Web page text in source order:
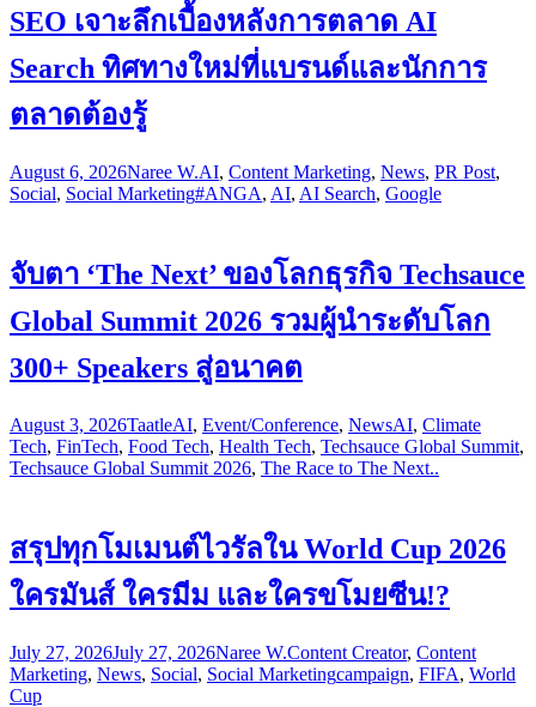
SEO เจาะลึกเบื้องหลังการตลาด AI
Search ทิศทางใหม่ที่แบรนด์และนักการ
ตลาดต้องรู้
August 6, 2026Naree W.AI, Content Marketing, News, PR Post,
Social, Social Marketing#ANGA, AI, AI Search, Google
จับตา ‘The Next’ ของโลกธุรกิจ Techsauce
Global Summit 2026 รวมผู้นำระดับโลก
300+ Speakers สู่อนาคต
August 3, 2026TaatleAI, Event/Conference, NewsAI, Climate
Tech, FinTech, Food Tech, Health Tech, Techsauce Global Summit,
Techsauce Global Summit 2026, The Race to The Next..
สรุปทุกโมเมนต์ไวรัลใน World Cup 2026
ใครมันส์ ใครมีม และใครขโมยซีน!?
July 27, 2026July 27, 2026Naree W.Content Creator, Content
Marketing, News, Social, Social Marketingcampaign, FIFA, World
Cup